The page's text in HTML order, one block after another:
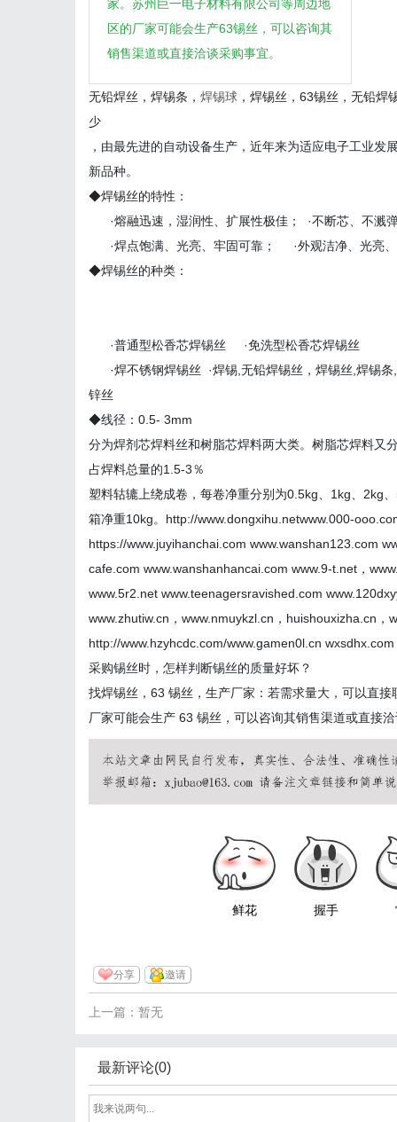
家。苏州巨一电子材料有限公司等周边地
区的厂家可能会生产63锡丝，可以咨询其
销售渠道或直接洽谈采购事宜。
无铅焊丝，焊锡条， 焊锡球 ，焊锡丝，63锡丝，无铅
少
，由最先进的自动设备生产，近年来为适应电子工业
新品种。
◆焊锡丝的特性：
·熔融迅速，湿润性、扩展性极佳； ·不断芯、不溅
·焊点饱满、光亮、牢固可靠； ·外观洁净、光亮
◆焊锡丝的种类：
·普通型松香芯焊锡丝 ·免洗型松香芯焊锡丝
·焊不锈钢焊锡丝 ·焊锡,无铅焊锡丝，焊锡丝,焊锡条,
锌丝
◆线径：0.5- 3mm
分为焊剂芯焊料丝和树脂芯焊料两大类。树脂芯焊料又
占焊料总量的1.5-3％
塑料轱辘上绕成卷，每卷净重分别为0.5kg、1kg、2kg
箱净重10kg。http://www.dongxihu.netwww.000-
https://www.juyihanchai.com www.wanshan123.com
cafe.com www.wanshanhancai.com www.9-t.net，
www.5r2.net www.teenagersravished.com
www.zhutiw.cn，www.nmuykzl.cn，huishouxizha.cn
http://www.hzyhcdc.com/www.gamen0l.cn wxsdhx.com
采购锡丝时，怎样判断锡丝的质量好坏？
找焊锡丝，63 锡丝，生产厂家：若需求量大，可以直
厂家可能会生产 63 锡丝，可以咨询其销售渠道或直接
鲜花 握手
分享 邀请
上一篇：暂无
最新评论(0)